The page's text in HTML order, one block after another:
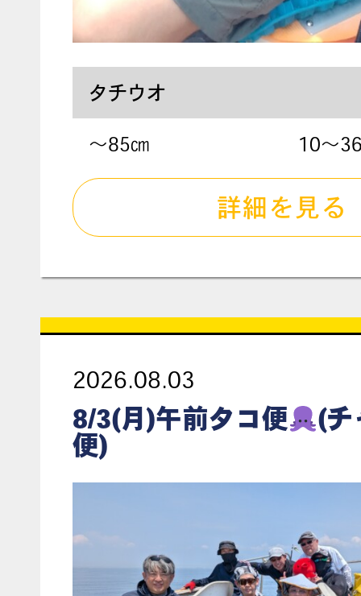
タチウオ
〜85㎝ 10～
詳細を見る
2026.08.03
8/3(月)午前タコ便
(チ
便)